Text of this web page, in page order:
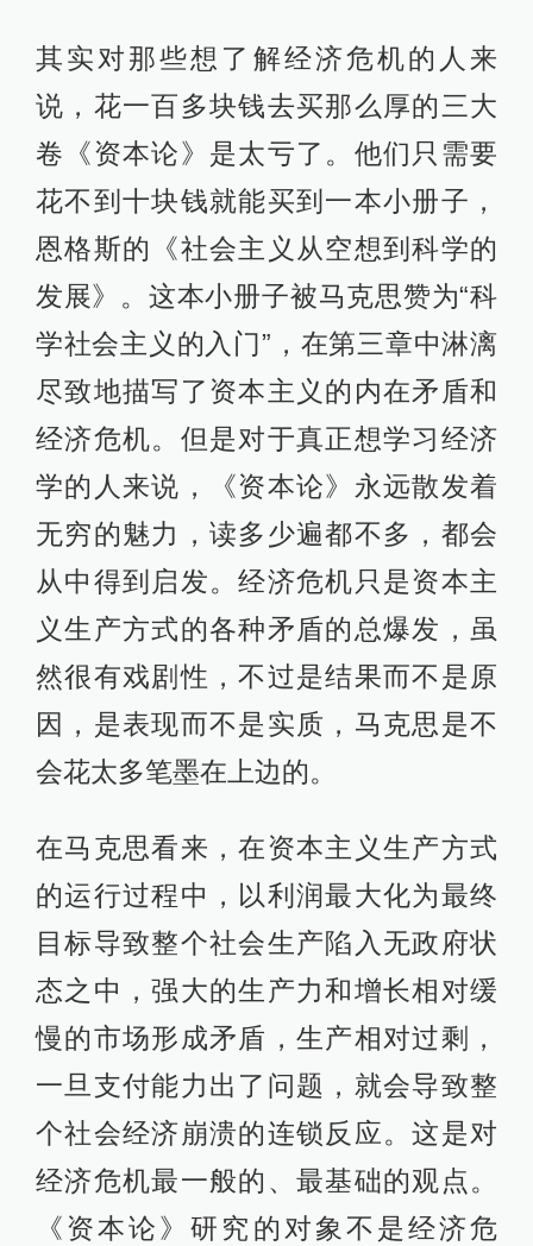
其实对那些想了解经济危机的人来
说，花一百多块钱去买那么厚的三大
卷《资本论》是太亏了。他们只需要
花不到十块钱就能买到一本小册子，
恩格斯的《社会主义从空想到科学的
发展》。这本小册子被马克思赞为“科
学社会主义的入门”，在第三章中淋漓
尽致地描写了资本主义的内在矛盾和
经济危机。但是对于真正想学习经济
学的人来说，《资本论》永远散发着
无穷的魅力，读多少遍都不多，都会
从中得到启发。经济危机只是资本主
义生产方式的各种矛盾的总爆发，虽
然很有戏剧性，不过是结果而不是原
因，是表现而不是实质，马克思是不
会花太多笔墨在上边的。
在马克思看来，在资本主义生产方式
的运行过程中，以利润最大化为最终
目标导致整个社会生产陷入无政府状
态之中，强大的生产力和增长相对缓
慢的市场形成矛盾，生产相对过剩，
一旦支付能力出了问题，就会导致整
个社会经济崩溃的连锁反应。这是对
经济危机最一般的、最基础的观点。
《资本论》研究的对象不是经济危